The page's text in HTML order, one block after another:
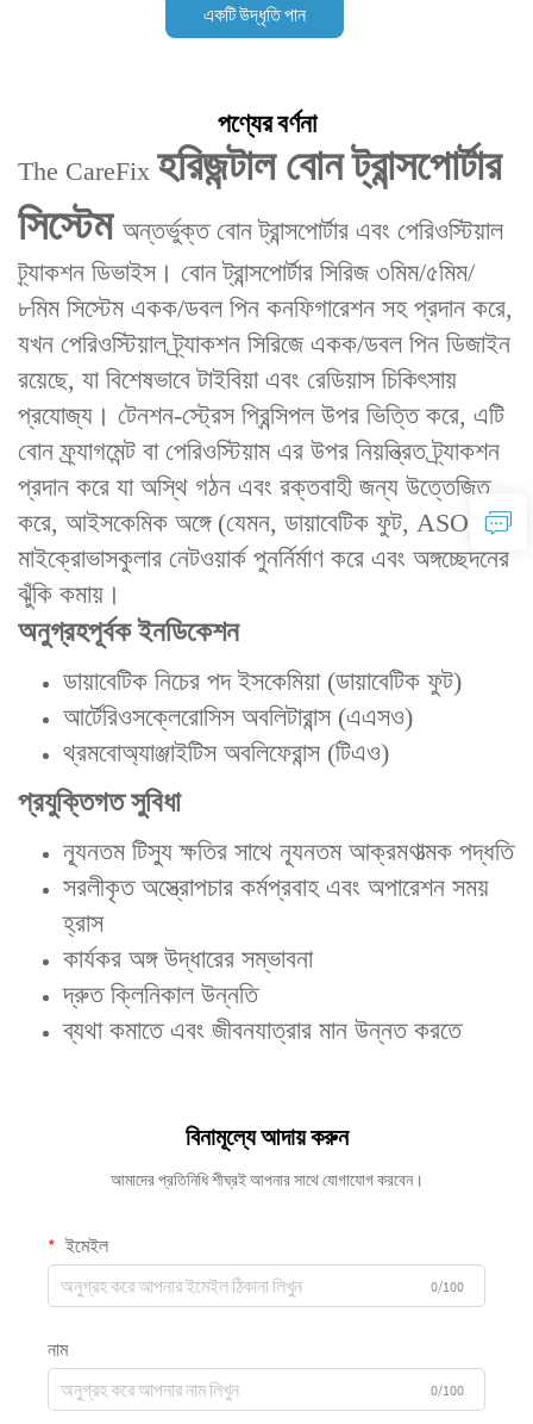
একটি উদ্ধৃতি পান
পণ্যের বর্ণনা
The CareFix হরিজন্টাল বোন ট্রান্সপোর্টার
সিস্টেম অন্তর্ভুক্ত ‌বোন ট্রান্সপোর্টার‌ এবং ‌পেরিওস্টিয়াল
ট্র্যাকশন‌ ডিভাইস। বোন ট্রান্সপোর্টার সিরিজ ৩মিম/৫মিম/
৮মিম সিস্টেম একক/ডবল পিন কনফিগারেশন সহ প্রদান করে,
যখন পেরিওস্টিয়াল ট্র্যাকশন সিরিজে একক/ডবল পিন ডিজাইন
রয়েছে, যা বিশেষভাবে টাইবিয়া এবং রেডিয়াস চিকিৎসায়
প্রযোজ্য। ‌টেনশন-স্ট্রেস প্রিন্সিপল‌ উপর ভিত্তি করে, এটি
বোন ফ্র্যাগমেন্ট বা পেরিওস্টিয়াম এর উপর নিয়ন্ত্রিত ট্র্যাকশন
প্রদান করে যা অস্থি গঠন এবং রক্তবাহী জন্য উত্তেজিত
করে, আইসকেমিক অঙ্গে (যেমন, ডায়াবেটিক ফুট, ASO)
মাইক্রোভাসকুলার নেটওয়ার্ক পুনর্নির্মাণ করে এবং অঙ্গচ্ছেদনের
ঝুঁকি কমায়।
অনুগ্রহপূর্বক ইনডিকেশন‌
ডায়াবেটিক নিচের পদ ইসকেমিয়া (ডায়াবেটিক ফুট)
আর্টেরিওসক্লেরোসিস অবলিটারান্স (এএসও)
থ্রমবোঅ্যাঞ্জাইটিস অবলিফেরান্স (টিএও)
প্রযুক্তিগত সুবিধা
ন্যূনতম টিস্যু ক্ষতির সাথে ন্যূনতম আক্রমণাত্মক পদ্ধতি
সরলীকৃত অস্ত্রোপচার কর্মপ্রবাহ এবং অপারেশন সময়
হ্রাস
কার্যকর অঙ্গ উদ্ধারের সম্ভাবনা
দ্রুত ক্লিনিকাল উন্নতি
ব্যথা কমাতে এবং জীবনযাত্রার মান উন্নত করতে
বিনামূল্যে আদায় করুন
আমাদের প্রতিনিধি শীঘ্রই আপনার সাথে যোগাযোগ করবেন।
ইমেইল
0/100
নাম
0/100